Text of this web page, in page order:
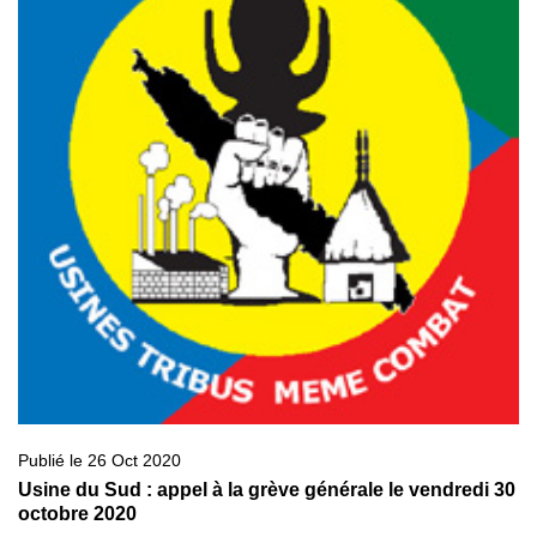
Publié le 26 Oct 2020
Usine du Sud : appel à la grève générale le vendredi 30
octobre 2020